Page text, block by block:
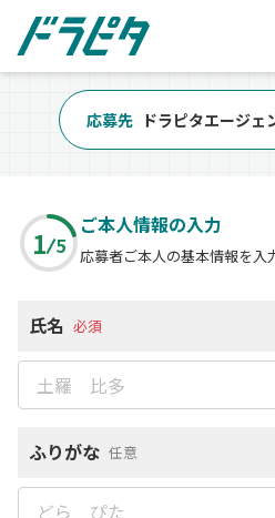
応募先 ドラピタエージ
1 5
ご本人情報の入力
応募者ご本人の基本情報を入
氏名 必須
ふりがな 任意